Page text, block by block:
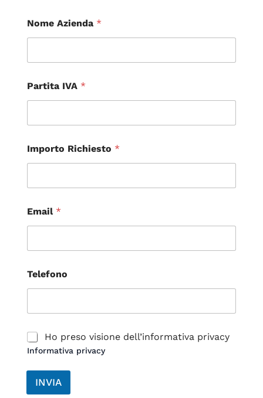
Nome Azienda *
Partita IVA *
Importo Richiesto *
Email *
Telefono
C
a
e
l
Ho preso visione dell’informativa privacy
Informativa privacy
INVIA